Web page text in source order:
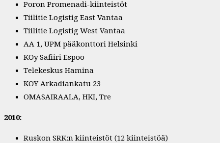
Poron Promenadi-kiinteistöt
Tiilitie Logistig East Vantaa
Tiilitie Logistig West Vantaa
AA 1, UPM pääkonttori Helsinki
KOy Safiiri Espoo
Telekeskus Hamina
KOY Arkadiankatu 23
OMASAIRAALA, HKI, Tre
2010:
Ruskon SRK:n kiinteistöt (12 kiinteistöä)